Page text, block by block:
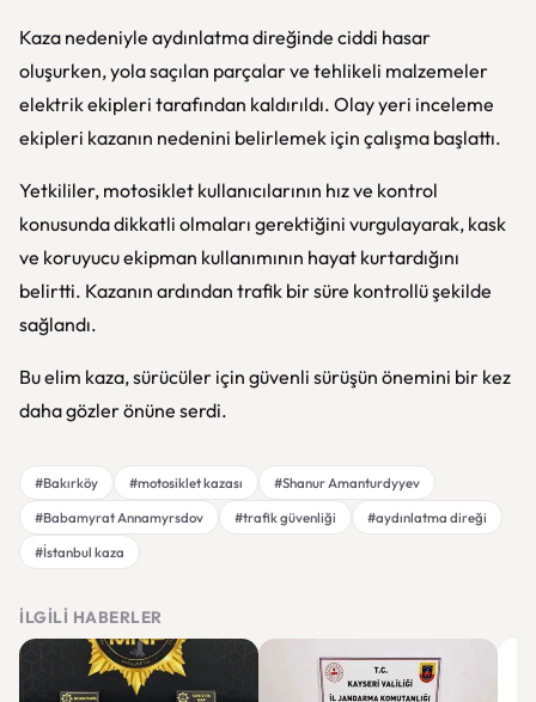
Kaza nedeniyle aydınlatma direğinde ciddi hasar
oluşurken, yola saçılan parçalar ve tehlikeli malzemeler
elektrik ekipleri tarafından kaldırıldı. Olay yeri inceleme
ekipleri kazanın nedenini belirlemek için çalışma başlattı.
Yetkililer, motosiklet kullanıcılarının hız ve kontrol
konusunda dikkatli olmaları gerektiğini vurgulayarak, kask
ve koruyucu ekipman kullanımının hayat kurtardığını
belirtti. Kazanın ardından trafik bir süre kontrollü şekilde
sağlandı.
Bu elim kaza, sürücüler için güvenli sürüşün önemini bir kez
daha gözler önüne serdi.
#Bakırköy #motosiklet kazası
#Shanur Amanturdyyev
#Babamyrat Annamyrsdov
#trafik güvenliği
#aydınlatma direği
#İstanbul kaza
İLGILI HABERLER